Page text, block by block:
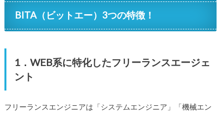
BITA（ビットエー）3つの特徴！
1．WEB系に特化したフリーランスエージェ
ント
フリーランスエンジニアは「システムエンジニア」「機械エン